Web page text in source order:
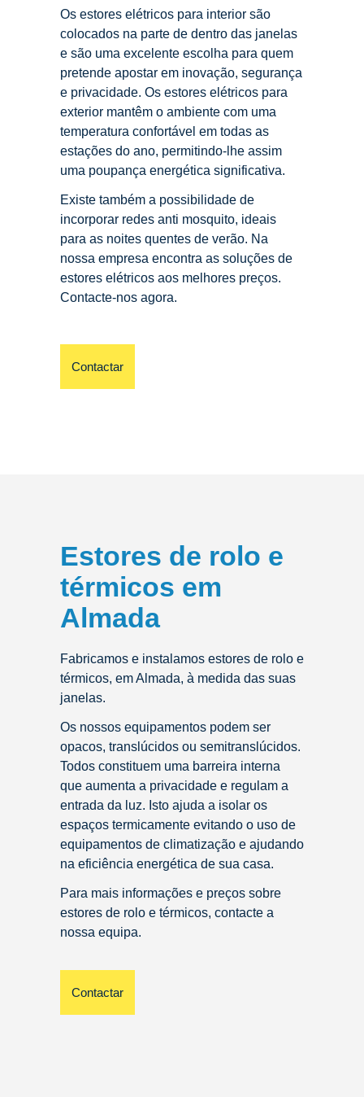
Os estores elétricos para interior são
colocados na parte de dentro das janelas
e são uma excelente escolha para quem
pretende apostar em inovação, segurança
e privacidade. Os estores elétricos para
exterior mantêm o ambiente com uma
temperatura confortável em todas as
estações do ano, permitindo-lhe assim
uma poupança energética significativa.
Existe também a possibilidade de
incorporar redes anti mosquito, ideais
para as noites quentes de verão. Na
nossa empresa encontra as soluções de
estores elétricos aos melhores preços.
Contacte-nos agora.
Contactar
Estores de rolo e
térmicos em
Almada
Fabricamos e instalamos estores de rolo e
térmicos, em Almada, à medida das suas
janelas.
Os nossos equipamentos podem ser
opacos, translúcidos ou semitranslúcidos.
Todos constituem uma barreira interna
que aumenta a privacidade e regulam a
entrada da luz. Isto ajuda a isolar os
espaços termicamente evitando o uso de
equipamentos de climatização e ajudando
na eficiência energética de sua casa.
Para mais informações e preços sobre
estores de rolo e térmicos, contacte a
nossa equipa.
Contactar